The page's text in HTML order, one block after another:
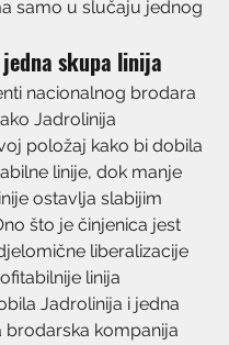
samo u slučaju jednog
skupa linija
nacionalnog brodara
Jadrolinija
položaj kako bi dobila
linije, dok manje
ostavlja slabijim
što je činjenica jest
liberalizacije
linija
Jadrolinija i jedna
brodarska kompanija